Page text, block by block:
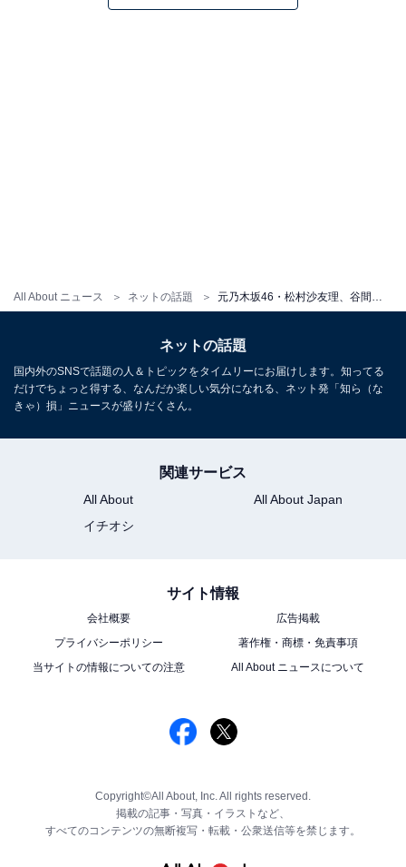
All About ニュース ネットの話題
ネットの話題
国内外のSNSで話題の人＆トピックをタイムリーにお届けします。知ってる
だけでちょっと得する、なんだか楽しい気分になれる、ネット発「知ら（な
きゃ）損」ニュースが盛りだくさん。
関連サービス
All About
All About Japan
イチオシ
サイト情報
会社概要
広告掲載
プライバシーポリシー
著作権・商標・免責事項
当サイトの情報についての注意
All About ニュースについて
Copyright©All About, Inc. All rights reserved.
掲載の記事・写真・イラストなど、
すべてのコンテンツの無断複写・転載・公衆送信等を禁じます。